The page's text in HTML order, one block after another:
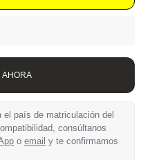
AHORA
el país de matriculación del
consúltanos
o email y te confirmamos